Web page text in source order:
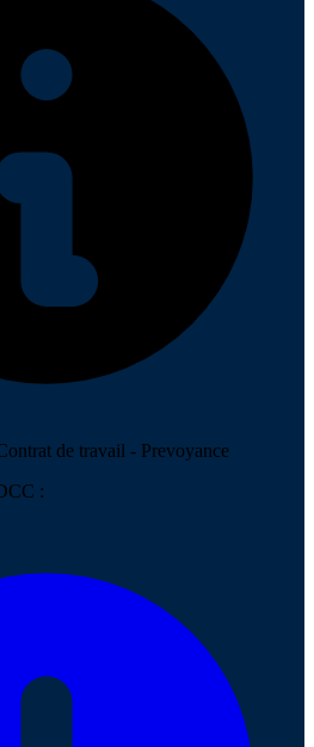
de travail - Prevoyance
: